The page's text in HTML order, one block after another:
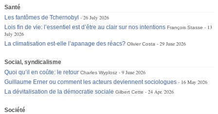
Santé
Les fantômes de Tchernobyl
26 July 2026
Lois fin de vie: l’essentiel est d’être au clair sur nos intentions François Stasse
13
July 2026
La climatisation est-elle l’apanage des réacs? Olivier Costa 29 June 2026
Social, syndicalisme
Quoi qu’il en coûte: le retour Charles Wyplosz
9 June 2026
Guillaume Erner ou comment les acteurs deviennent sociologues
16 May 2026
La dévitalisation de la démocratie sociale Gilbert Cette 24 Apr. 2026
Société